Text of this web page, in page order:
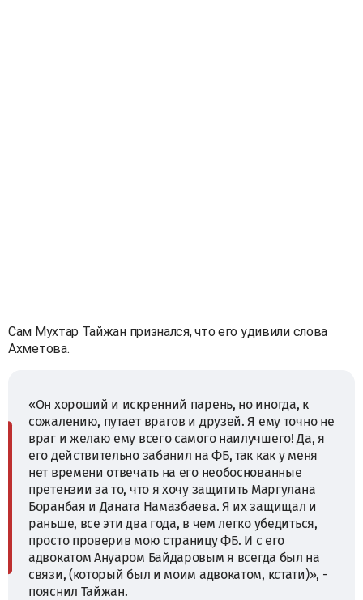
Сам Мухтар Тайжан признался, что его удивили слова
Ахметова.
«Он хороший и искренний парень, но иногда, к
сожалению, путает врагов и друзей. Я ему точно не
враг и желаю ему всего самого наилучшего! Да, я
его действительно забанил на ФБ, так как у меня
нет времени отвечать на его необоснованные
претензии за то, что я хочу защитить Маргулана
Боранбая и Даната Намазбаева. Я их защищал и
раньше, все эти два года, в чем легко убедиться,
просто проверив мою страницу ФБ. И с его
адвокатом Ануаром Байдаровым я всегда был на
связи, (который был и моим адвокатом, кстати)», -
пояснил Тайжан.